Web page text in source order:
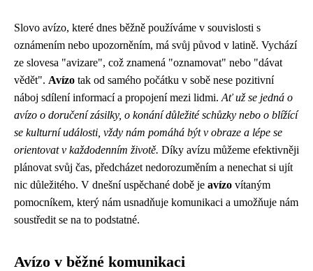
Slovo avízo, které dnes běžně používáme v souvislosti s
oznámením nebo upozorněním, má svůj původ v latině. Vychází
ze slovesa "avizare", což znamená "oznamovat" nebo "dávat
vědět". Avízo tak od samého počátku v sobě nese pozitivní
náboj sdílení informací a propojení mezi lidmi. Ať už se jedná o
avízo o doručení zásilky, o konání důležité schůzky nebo o blížící
se kulturní události, vždy nám pomáhá být v obraze a lépe se
orientovat v každodenním životě. Díky avízu můžeme efektivněji
plánovat svůj čas, předcházet nedorozuměním a nenechat si ujít
nic důležitého. V dnešní uspěchané době je avízo vítaným
pomocníkem, který nám usnadňuje komunikaci a umožňuje nám
soustředit se na to podstatné.
Avízo v běžné komunikaci